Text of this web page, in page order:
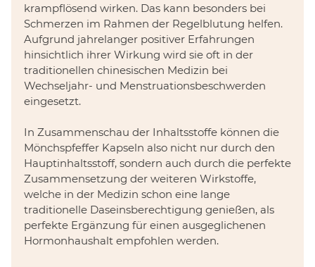
krampflösend wirken. Das kann besonders bei
Schmerzen im Rahmen der Regelblutung helfen.
Aufgrund jahrelanger positiver Erfahrungen
hinsichtlich ihrer Wirkung wird sie oft in der
traditionellen chinesischen Medizin bei
Wechseljahr- und Menstruationsbeschwerden
eingesetzt.
In Zusammenschau der Inhaltsstoffe können die
Mönchspfeffer Kapseln also nicht nur durch den
Hauptinhaltsstoff, sondern auch durch die perfekte
Zusammensetzung der weiteren Wirkstoffe,
welche in der Medizin schon eine lange
traditionelle Daseinsberechtigung genießen, als
perfekte Ergänzung für einen ausgeglichenen
Hormonhaushalt empfohlen werden.